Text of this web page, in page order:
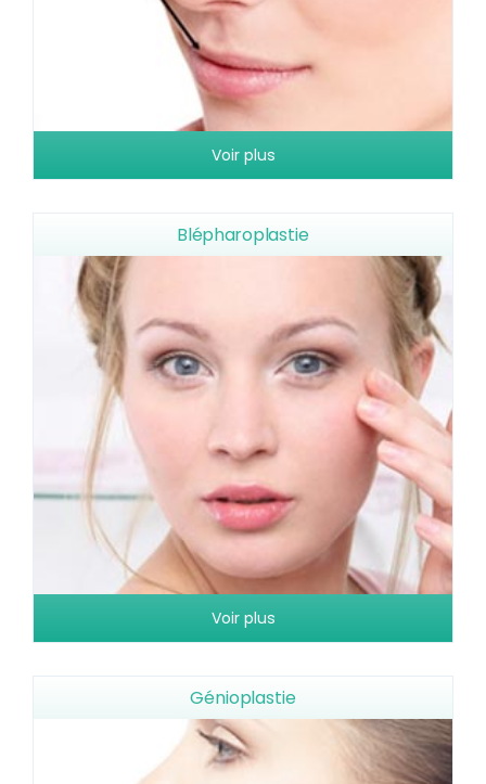
Voir plus
Blépharoplastie
Voir plus
Génioplastie